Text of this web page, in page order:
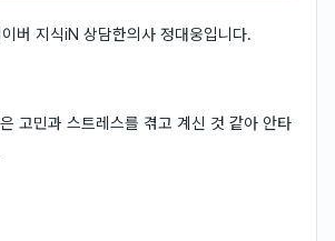
버 지식iN 상담한의사 정대웅입니다.
고민과 스트레스를 겪고 계신 것 같아 안타